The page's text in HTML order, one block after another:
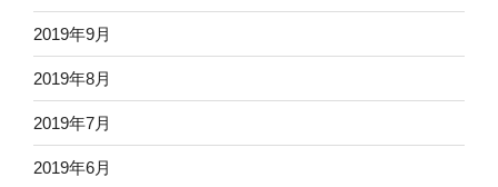
2019年9月
2019年8月
2019年7月
2019年6月